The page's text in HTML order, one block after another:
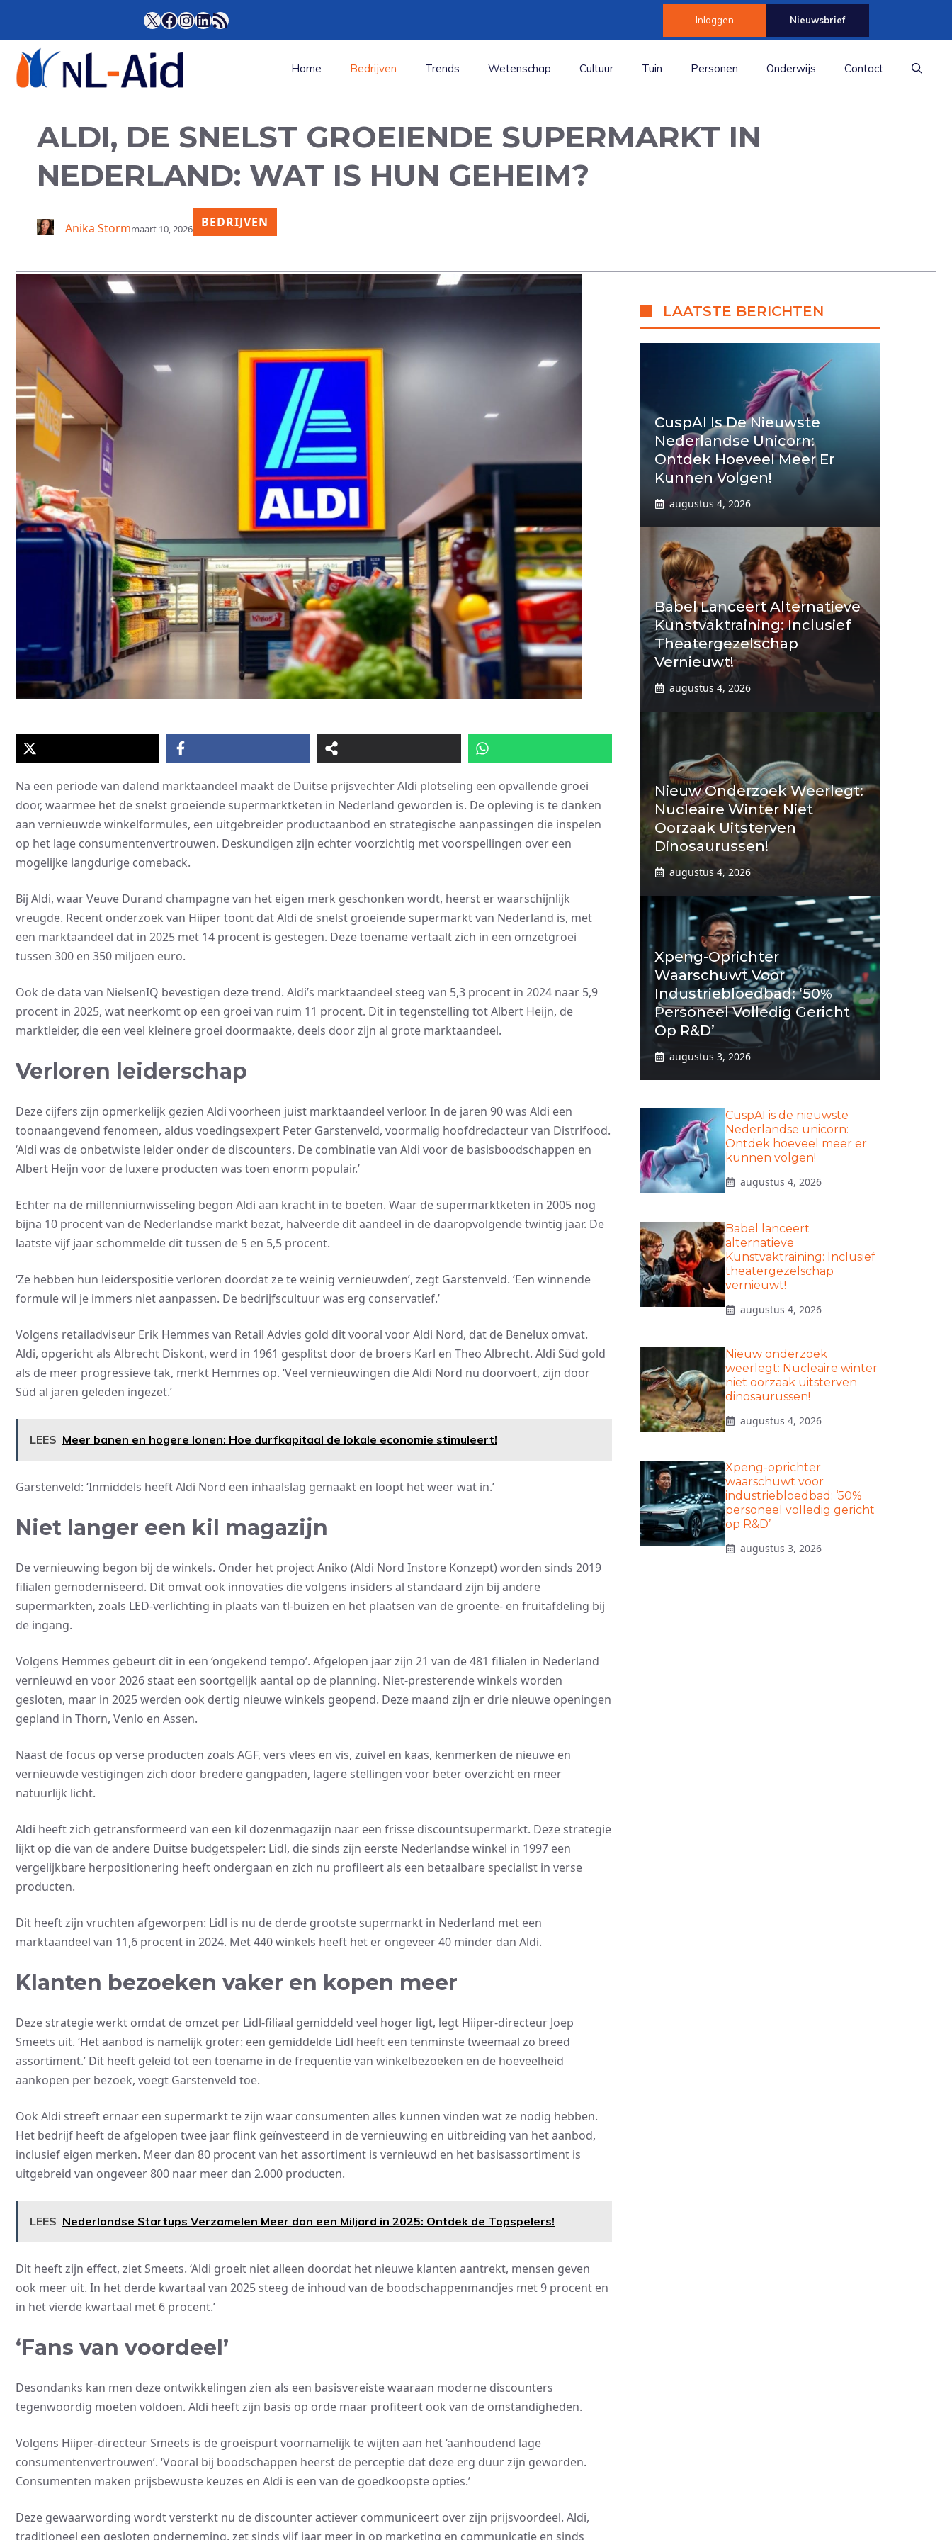
inhoud
X Facebook
Instagram
LinkedIn
RSS Feed Inloggen Nieuwsbrief
Home Bedrijven Trends Wetenschap Cultuur Tuin Personen Onderwijs Contact
ALDI, DE SNELST GROEIENDE SUPERMARKT IN
NEDERLAND: WAT IS HUN GEHEIM?
Anika Stormmaart 10, 2026 BEDRIJVEN
Na een periode van dalend marktaandeel maakt de Duitse prijsvechter Aldi plotseling een opvallende groei
door, waarmee het de snelst groeiende supermarktketen in Nederland geworden is. De opleving is te danken
aan vernieuwde winkelformules, een uitgebreider productaanbod en strategische aanpassingen die inspelen
op het lage consumentenvertrouwen. Deskundigen zijn echter voorzichtig met voorspellingen over een
mogelijke langdurige comeback.
Bij Aldi, waar Veuve Durand champagne van het eigen merk geschonken wordt, heerst er waarschijnlijk
vreugde. Recent onderzoek van Hiiper toont dat Aldi de snelst groeiende supermarkt van Nederland is, met
een marktaandeel dat in 2025 met 14 procent is gestegen. Deze toename vertaalt zich in een omzetgroei
tussen 300 en 350 miljoen euro.
Ook de data van NielsenIQ bevestigen deze trend. Aldi’s marktaandeel steeg van 5,3 procent in 2024 naar 5,9
procent in 2025, wat neerkomt op een groei van ruim 11 procent. Dit in tegenstelling tot Albert Heijn, de
marktleider, die een veel kleinere groei doormaakte, deels door zijn al grote marktaandeel.
Verloren leiderschap
Deze cijfers zijn opmerkelijk gezien Aldi voorheen juist marktaandeel verloor. In de jaren 90 was Aldi een
toonaangevend fenomeen, aldus voedingsexpert Peter Garstenveld, voormalig hoofdredacteur van Distrifood.
‘Aldi was de onbetwiste leider onder de discounters. De combinatie van Aldi voor de basisboodschappen en
Albert Heijn voor de luxere producten was toen enorm populair.’
Echter na de millenniumwisseling begon Aldi aan kracht in te boeten. Waar de supermarktketen in 2005 nog
bijna 10 procent van de Nederlandse markt bezat, halveerde dit aandeel in de daaropvolgende twintig jaar. De
laatste vijf jaar schommelde dit tussen de 5 en 5,5 procent.
‘Ze hebben hun leiderspositie verloren doordat ze te weinig vernieuwden’, zegt Garstenveld. ‘Een winnende
formule wil je immers niet aanpassen. De bedrijfscultuur was erg conservatief.’
Volgens retailadviseur Erik Hemmes van Retail Advies gold dit vooral voor Aldi Nord, dat de Benelux omvat.
Aldi, opgericht als Albrecht Diskont, werd in 1961 gesplitst door de broers Karl en Theo Albrecht. Aldi Süd gold
als de meer progressieve tak, merkt Hemmes op. ‘Veel vernieuwingen die Aldi Nord nu doorvoert, zijn door
Süd al jaren geleden ingezet.’
LEES Meer banen en hogere lonen: Hoe durfkapitaal de lokale economie stimuleert!
Garstenveld: ‘Inmiddels heeft Aldi Nord een inhaalslag gemaakt en loopt het weer wat in.’
Niet langer een kil magazijn
De vernieuwing begon bij de winkels. Onder het project Aniko (Aldi Nord Instore Konzept) worden sinds 2019
filialen gemoderniseerd. Dit omvat ook innovaties die volgens insiders al standaard zijn bij andere
supermarkten, zoals LED-verlichting in plaats van tl-buizen en het plaatsen van de groente- en fruitafdeling bij
de ingang.
Volgens Hemmes gebeurt dit in een ‘ongekend tempo’. Afgelopen jaar zijn 21 van de 481 filialen in Nederland
vernieuwd en voor 2026 staat een soortgelijk aantal op de planning. Niet-presterende winkels worden
gesloten, maar in 2025 werden ook dertig nieuwe winkels geopend. Deze maand zijn er drie nieuwe openingen
gepland in Thorn, Venlo en Assen.
Naast de focus op verse producten zoals AGF, vers vlees en vis, zuivel en kaas, kenmerken de nieuwe en
vernieuwde vestigingen zich door bredere gangpaden, lagere stellingen voor beter overzicht en meer
natuurlijk licht.
Aldi heeft zich getransformeerd van een kil dozenmagazijn naar een frisse discountsupermarkt. Deze strategie
lijkt op die van de andere Duitse budgetspeler: Lidl, die sinds zijn eerste Nederlandse winkel in 1997 een
vergelijkbare herpositionering heeft ondergaan en zich nu profileert als een betaalbare specialist in verse
producten.
Dit heeft zijn vruchten afgeworpen: Lidl is nu de derde grootste supermarkt in Nederland met een
marktaandeel van 11,6 procent in 2024. Met 440 winkels heeft het er ongeveer 40 minder dan Aldi.
Klanten bezoeken vaker en kopen meer
Deze strategie werkt omdat de omzet per Lidl-filiaal gemiddeld veel hoger ligt, legt Hiiper-directeur Joep
Smeets uit. ‘Het aanbod is namelijk groter: een gemiddelde Lidl heeft een tenminste tweemaal zo breed
assortiment.’ Dit heeft geleid tot een toename in de frequentie van winkelbezoeken en de hoeveelheid
aankopen per bezoek, voegt Garstenveld toe.
Ook Aldi streeft ernaar een supermarkt te zijn waar consumenten alles kunnen vinden wat ze nodig hebben.
Het bedrijf heeft de afgelopen twee jaar flink geïnvesteerd in de vernieuwing en uitbreiding van het aanbod,
inclusief eigen merken. Meer dan 80 procent van het assortiment is vernieuwd en het basisassortiment is
uitgebreid van ongeveer 800 naar meer dan 2.000 producten.
LEES Nederlandse Startups Verzamelen Meer dan een Miljard in 2025: Ontdek de Topspelers!
Dit heeft zijn effect, ziet Smeets. ‘Aldi groeit niet alleen doordat het nieuwe klanten aantrekt, mensen geven
ook meer uit. In het derde kwartaal van 2025 steeg de inhoud van de boodschappenmandjes met 9 procent en
in het vierde kwartaal met 6 procent.’
‘Fans van voordeel’
Desondanks kan men deze ontwikkelingen zien als een basisvereiste waaraan moderne discounters
tegenwoordig moeten voldoen. Aldi heeft zijn basis op orde maar profiteert ook van de omstandigheden.
Volgens Hiiper-directeur Smeets is de groeispurt voornamelijk te wijten aan het ‘aanhoudend lage
consumentenvertrouwen’. ‘Vooral bij boodschappen heerst de perceptie dat deze erg duur zijn geworden.
Consumenten maken prijsbewuste keuzes en Aldi is een van de goedkoopste opties.’
Deze gewaarwording wordt versterkt nu de discounter actiever communiceert over zijn prijsvoordeel. Aldi,
traditioneel een gesloten onderneming, zet sinds vijf jaar meer in op marketing en communicatie en sinds
LAATSTE BERICHTEN
CuspAI Is De Nieuwste
Nederlandse Unicorn:
Ontdek Hoeveel Meer Er
Kunnen Volgen!
augustus 4, 2026
Babel Lanceert Alternatieve
Kunstvaktraining: Inclusief
Theatergezelschap
Vernieuwt!
augustus 4, 2026
Nieuw Onderzoek Weerlegt:
Nucleaire Winter Niet
Oorzaak Uitsterven
Dinosaurussen!
augustus 4, 2026
Xpeng-Oprichter
Waarschuwt Voor
Industriebloedbad: ‘50%
Personeel Volledig Gericht
Op R&D’
augustus 3, 2026
CuspAI is de nieuwste
Nederlandse unicorn:
Ontdek hoeveel meer er
kunnen volgen!
augustus 4, 2026
Babel lanceert
alternatieve
Kunstvaktraining: Inclusief
theatergezelschap
vernieuwt!
augustus 4, 2026
Nieuw onderzoek
weerlegt: Nucleaire winter
niet oorzaak uitsterven
dinosaurussen!
augustus 4, 2026
Xpeng-oprichter
waarschuwt voor
industriebloedbad: ‘50%
personeel volledig gericht
op R&D’
augustus 3, 2026